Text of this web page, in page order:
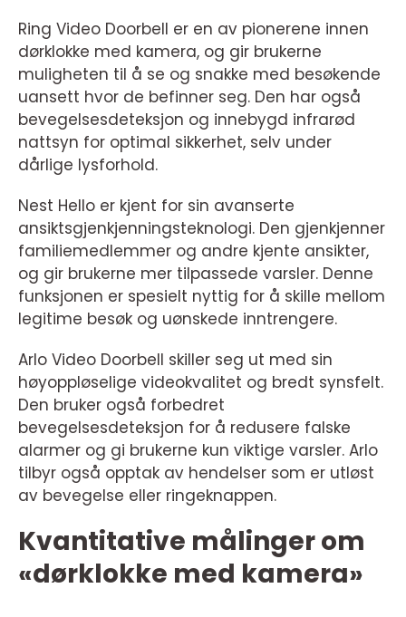
Ring Video Doorbell er en av pionerene innen
dørklokke med kamera, og gir brukerne
muligheten til å se og snakke med besøkende
uansett hvor de befinner seg. Den har også
bevegelsesdeteksjon og innebygd infrarød
nattsyn for optimal sikkerhet, selv under
dårlige lysforhold.
Nest Hello er kjent for sin avanserte
ansiktsgjenkjenningsteknologi. Den gjenkjenner
familiemedlemmer og andre kjente ansikter,
og gir brukerne mer tilpassede varsler. Denne
funksjonen er spesielt nyttig for å skille mellom
legitime besøk og uønskede inntrengere.
Arlo Video Doorbell skiller seg ut med sin
høyoppløselige videokvalitet og bredt synsfelt.
Den bruker også forbedret
bevegelsesdeteksjon for å redusere falske
alarmer og gi brukerne kun viktige varsler. Arlo
tilbyr også opptak av hendelser som er utløst
av bevegelse eller ringeknappen.
Kvantitative målinger om
«dørklokke med kamera»